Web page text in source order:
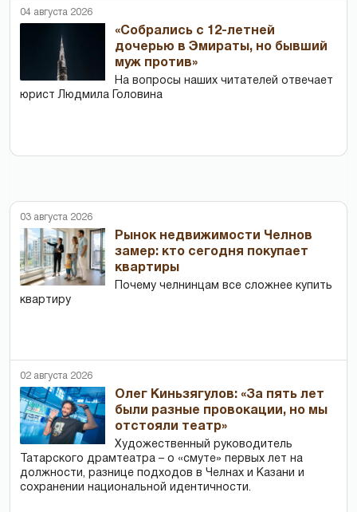
04 августа 2026
«Собрались с 12-летней
дочерью в Эмираты, но бывший
муж против»
На вопросы наших читателей отвечает
юрист Людмила Головина
03 августа 2026
Рынок недвижимости Челнов
замер: кто сегодня покупает
квартиры
Почему челнинцам все сложнее купить
квартиру
02 августа 2026
Олег Киньзягулов: «За пять лет
были разные провокации, но мы
отстояли театр»
Художественный руководитель
Татарского драмтеатра – о «смуте» первых лет на
должности, разнице подходов в Челнах и Казани и
сохранении национальной идентичности.